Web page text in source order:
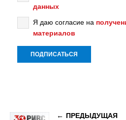
данных
Я даю согласие на
материалов
ПРЕДЫДУЩАЯ